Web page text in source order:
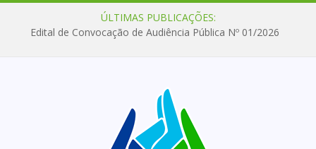
ÚLTIMAS PUBLICAÇÕES:
Edital de Convocação de Audiência Pública Nº 01/2026